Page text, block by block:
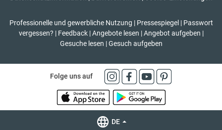
Professionelle und gewerbliche Nutzung | Pressespiegel | Passwort
vergessen? | Feedback | Angebote lesen | Angebot aufgeben |
Gesuche lesen | Gesuch aufgeben
Folge uns auf
DE